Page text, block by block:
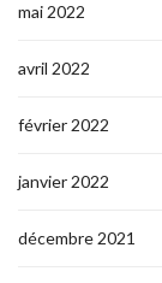
mai 2022
avril 2022
février 2022
janvier 2022
décembre 2021